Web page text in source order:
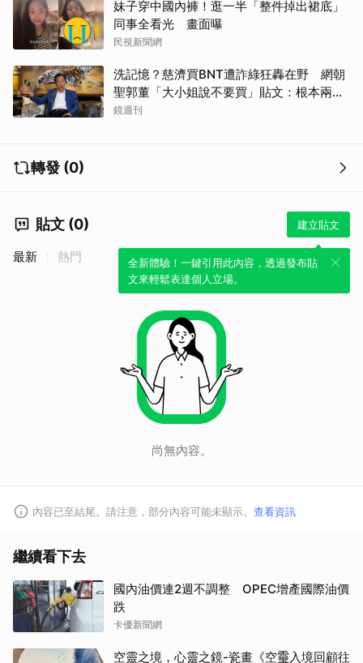
妹子穿中國內褲！逛一半「整件掉出裙底」
同事全看光 畫面曝
民視新聞網
洗記憶？慈濟買BNT遭詐綠狂轟在野 網朝
聖郭董「大小姐說不要買」貼文：根本兩碼
事
鏡週刊
轉發 (0)
貼文 (0) 建立貼文
全新體驗！一鍵引用此內容，透過發布貼
文來輕鬆表達個人立場。
最新 熱門
尚無內容。
內容已至結尾。請注意，部分內容可能未顯示。 查看資訊
繼續看下去
國內油價連2週不調整 OPEC增產國際油價
跌
卡優新聞網
空靈之境，心靈之鏡-瓷畫《空𩆜入境回顧往